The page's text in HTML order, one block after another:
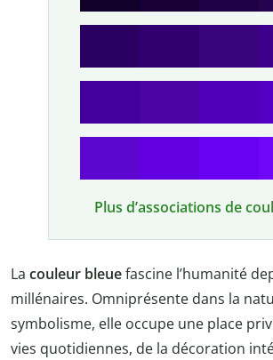
La couleur bleuefascine l’humanité
millénaires. Omniprésente dans la
symbolisme, elle occupe une place
vies quotidiennes, de la décoration
Plus d’associations de